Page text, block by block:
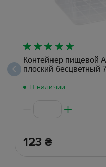
Контейнер пищевой
плоский бесцветный
В наличии
123 ₴